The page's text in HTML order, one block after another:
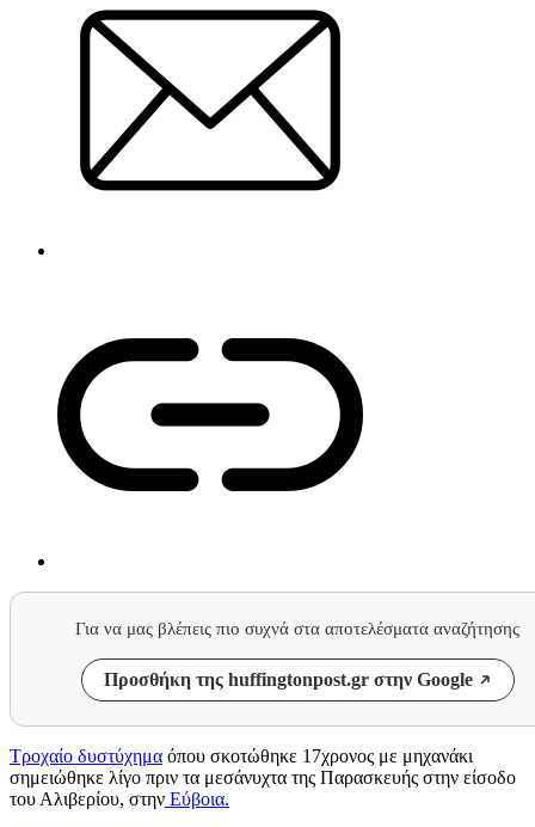
Για να μας βλέπεις πιο συχνά στα αποτελέσματα αναζήτησης
Προσθήκη της huffingtonpost.gr στην Google
Τροχαίο δυστύχημα όπου σκοτώθηκε 17χρονος με μηχανάκι
σημειώθηκε λίγο πριν τα μεσάνυχτα της Παρασκευής στην είσοδο
του Αλιβερίου, στην Εύβοια.